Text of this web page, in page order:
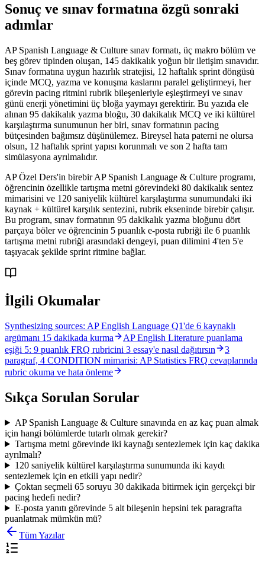
Sonuç ve sınav formatına özgü sonraki
adımlar
AP Spanish Language & Culture sınav formatı, üç makro bölüm ve
beş görev tipinden oluşan, 145 dakikalık yoğun bir iletişim sınavıdır.
Sınav formatına uygun hazırlık stratejisi, 12 haftalık sprint döngüsü
içinde MCQ, yazma ve konuşma kaslarını paralel geliştirmeyi, her
görevin pacing ritmini rubrik bileşenleriyle eşleştirmeyi ve sınav
günü enerji yönetimini üç bloğa yaymayı gerektirir. Bu yazıda ele
alınan 95 dakikalık yazma bloğu, 30 dakikalık MCQ ve iki kültürel
karşılaştırma sunumunun her biri, sınav formatının pacing
bütçesinden bağımsız düşünülemez. Bireysel hata paterni ne olursa
olsun, 12 haftalık sprint yapısı korunmalı ve son 2 hafta tam
simülasyona ayrılmalıdır.
AP Özel Ders'in birebir AP Spanish Language & Culture programı,
öğrencinin özellikle tartışma metni görevindeki 80 dakikalık sentez
mimarisini ve 120 saniyelik kültürel karşılaştırma sunumundaki iki
kaynak + kültürel karşılık sentezini, rubrik ekseninde birebir çalışır.
Bu program, sınav formatının 95 dakikalık yazma bloğunu dört
parçaya böler ve öğrencinin 5 puanlık e-posta rubriği ile 6 puanlık
tartışma metni rubriği arasındaki dengeyi, puan dilimini 4'ten 5'e
taşıyacak şekilde sprint ritmine bağlar.
İlgili Okumalar
Synthesizing sources: AP English Language Q1'de 6 kaynaklı
argümanı 15 dakikada kurma
AP English Literature puanlama
eşiği 5: 9 puanlık FRQ rubricini 3 essay'e nasıl dağıtırsın
3
paragraf, 4 CONDITION mimarisi: AP Statistics FRQ cevaplarında
rubric okuma ve hata önleme
Sıkça Sorulan Sorular
AP Spanish Language & Culture sınavında en az kaç puan almak
için hangi bölümlerde tutarlı olmak gerekir?
Tartışma metni görevinde iki kaynağı sentezlemek için kaç dakika
ayrılmalı?
120 saniyelik kültürel karşılaştırma sunumunda iki kaydı
sentezlemek için en etkili yapı nedir?
Çoktan seçmeli 65 soruyu 30 dakikada bitirmek için gerçekçi bir
pacing hedefi nedir?
E-posta yanıtı görevinde 5 alt bileşenin hepsini tek paragrafta
puanlatmak mümkün mü?
Tüm Yazılar